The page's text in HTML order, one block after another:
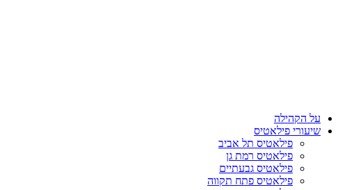
על הקהילה
שיעורי פילאטיס
פילאטיס תל אביב
פילאטיס רמת גן
פילאטיס גבעתיים
פילאטיס פתח תקווה